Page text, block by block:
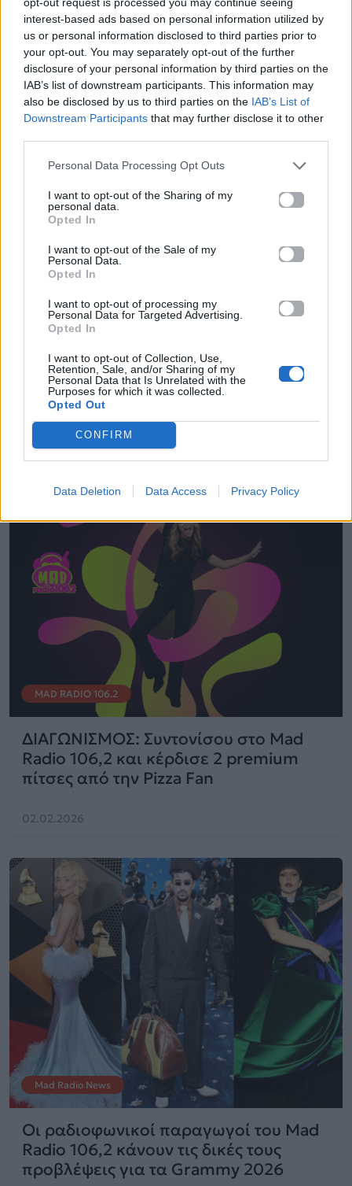
interest-based ads based on personal information utilized by
us or personal information disclosed to third parties prior to
your opt-out. You may separately opt-out of the further
disclosure of your personal information by third parties on the
IAB’s list of downstream participants. This information may
also be disclosed by us to third parties on the IAB’s List of
Downstream Participants that may further disclose it to other
Personal Data Processing Opt Outs
I want to opt-out of the Sharing of my
personal data.
Opted In
I want to opt-out of the Sale of my
Personal Data.
Opted In
I want to opt-out of processing my
Personal Data for Targeted Advertising.
Opted In
I want to opt-out of Collection, Use,
Retention, Sale, and/or Sharing of my
Personal Data that Is Unrelated with the
Purposes for which it was collected.
Opted Out
CONFIRM
Data Deletion Data Access Privacy Policy
προβλέπουν το καλοκαίρι
07.05.2026
Mad Radio News
ΔΙΑΓΩΝΙΣΜΟΣ: Το Mad Radio 106,2 μάς
πάει στον Harry Styles στο Amsterdam
24.04.2026
MAD RADIO 106.2
ΔΙΑΓΩΝΙΣΜΟΣ: Συντονίσου στο Mad
Radio 106,2 και κέρδισε 2 premium
πίτσες από την Pizza Fan
02.02.2026
Mad Radio News
Οι ραδιοφωνικοί παραγωγοί του Mad
Radio 106,2 κάνουν τις δικές τους
προβλέψεις για τα Grammy 2026